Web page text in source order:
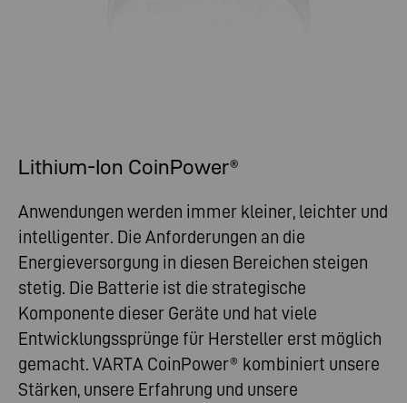
Lithium-Ion CoinPower®
Anwendungen werden immer kleiner, leichter und
intelligenter. Die Anforderungen an die
Energieversorgung in diesen Bereichen steigen
stetig. Die Batterie ist die strategische
Komponente dieser Geräte und hat viele
Entwicklungssprünge für Hersteller erst möglich
gemacht. VARTA CoinPower® kombiniert unsere
Stärken, unsere Erfahrung und unsere